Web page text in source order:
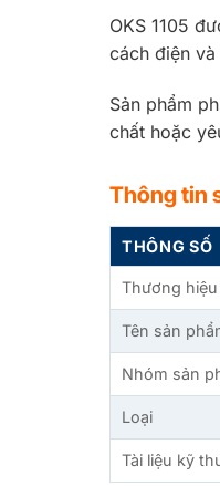
OKS 1105
cách điện
Sản phẩm
chất hoặc
Thông tin
THÔNG SỐ
Thương hiệu
Tên sản
Nhóm sản
Loại
Tài liệu kỹ